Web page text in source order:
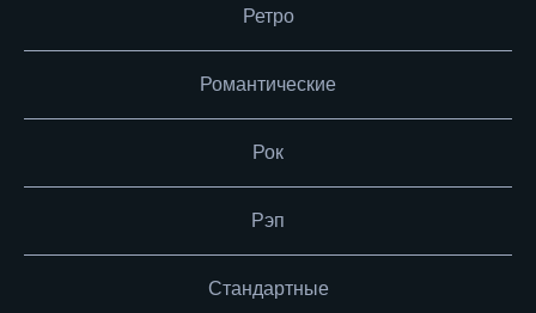
Ретро
Романтические
Рок
Рэп
Стандартные